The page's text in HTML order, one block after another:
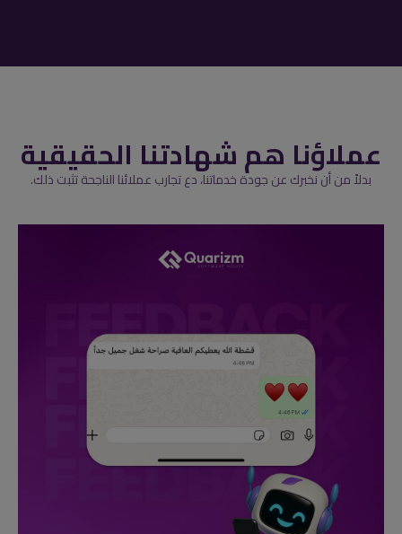
عملاؤنا هم شهادتنا الحقيقية
بدلاً من أن نخبرك عن جودة خدماتنا، دع تجارب عملائنا الناجحة تثبت ذلك.